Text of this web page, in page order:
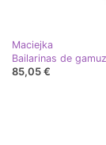
Maciejka
85,05 €